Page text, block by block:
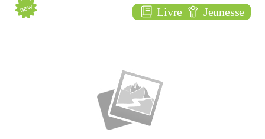
Livre Jeunesse
new
Aliénor [1]
Séverine GAUTHIER
L'école des loisirs ( Paris
- 2023 )
Plus d'infos